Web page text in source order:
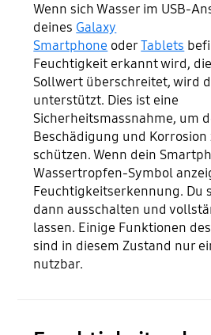
Wenn sich Wasser im USB-
deines Galaxy
Smartphone oderTablets
Feuchtigkeit erkannt wird,
Sollwert überschreitet, wird
unterstützt. Dies ist eine
Sicherheitsmassnahme, um
Beschädigung und Korrosion
schützen. Wenn dein
Wassertropfen-Symbol
Feuchtigkeitserkennung. Du
dann ausschalten und
lassen. Einige Funktionen
sind in diesem Zustand nur
nutzbar.